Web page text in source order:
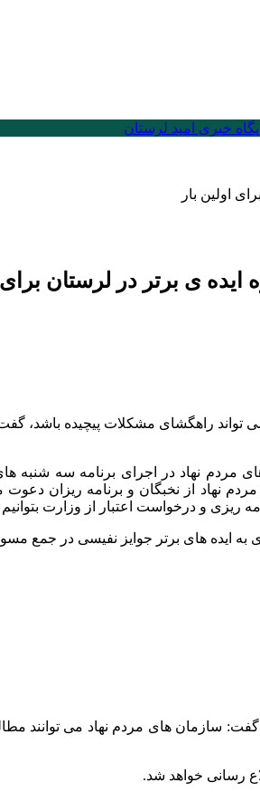
اولین بار
ی برتر در لرستان برای
می تواند راهگشای مشکلات پیچیده باشد،
نهاد در اجرای برنامه سه شنبه های
نهاد از نخبگان و برنامه ریزان
ریزی و درخواست اعتبار از وزارت
ایده های برتر جوایز نفیسی در جمع
سازمان های مردم نهاد می توانند
رسانی خواهد شد.